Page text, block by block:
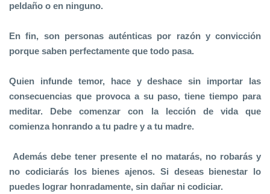
peldaño o en ninguno.
En fin, son personas auténticas por razón y convicción
porque saben perfectamente que todo pasa.
Quien infunde temor, hace y deshace sin importar las
consecuencias que provoca a su paso, tiene tiempo para
meditar. Debe comenzar con la lección de vida que
comienza honrando a tu padre y a tu madre.
Además debe tener presente el no matarás, no robarás y
no codiciarás los bienes ajenos. Si deseas bienestar lo
puedes lograr honradamente, sin dañar ni codiciar.